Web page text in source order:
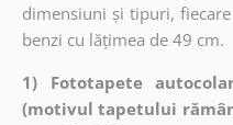
dimensiuni și tipuri,
benzi cu lățimea de 49 cm.
1) Fototapete
(motivul tapetului